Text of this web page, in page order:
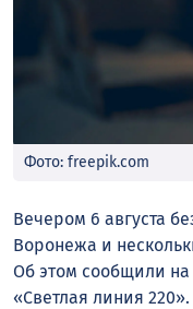
Фото: freepik.com
Вечером 6 августа
Воронежа и
Об этом сообщили
«Светлая линия